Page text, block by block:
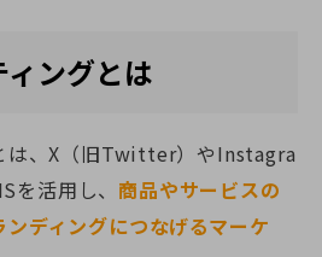
ングとは
は、X（旧Twitter）やInstagra
活用し、 商品やサービスの
ディングにつなげるマーケ